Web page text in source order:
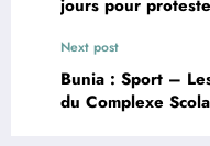
jours pour
Next post
Bunia : Sport –
du Complexe